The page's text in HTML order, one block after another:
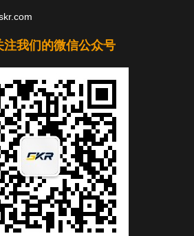
注我们的微信公众号